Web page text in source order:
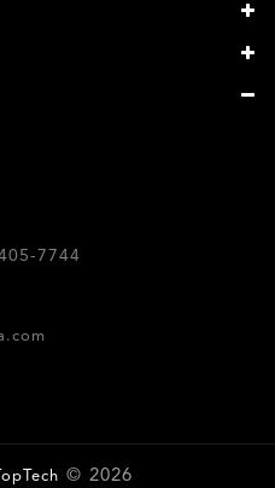
7744
TopTech © 2026